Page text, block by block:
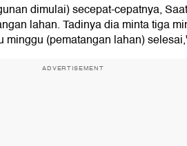
dimulai) secepat-cepatnya,
lahan. Tadinya dia minta tiga
minggu (pematangan lahan)
ADVERTISEMENT